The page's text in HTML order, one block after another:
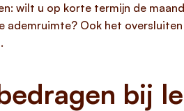
wilt u op korte termijn de
Ook het
bij